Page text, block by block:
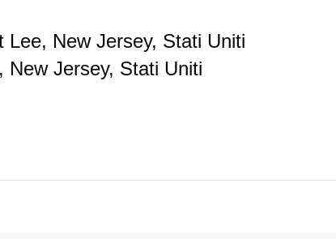
Lee, New Jersey, Stati Uniti
New Jersey, Stati Uniti